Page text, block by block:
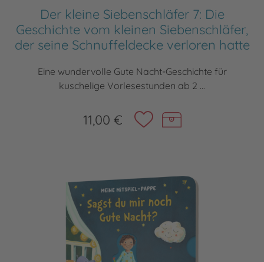
Der kleine Siebenschläfer 7: Die
Geschichte vom kleinen Siebenschläfer,
der seine Schnuffeldecke verloren hatte
Eine wundervolle Gute Nacht-Geschichte für
kuschelige Vorlesestunden ab 2 ...
11,00 €